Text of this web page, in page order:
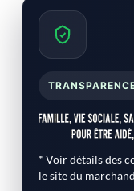
* Voir détails des
le site du